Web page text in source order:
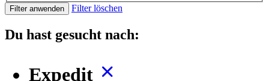
Filter anwenden Filter löschen
Du hast gesucht nach:
Expedit